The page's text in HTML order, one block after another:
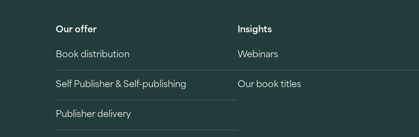
Our offer
Book distribution
Self Publisher & Self-publishing
Publisher delivery
Insights
Webinars
Our book titles